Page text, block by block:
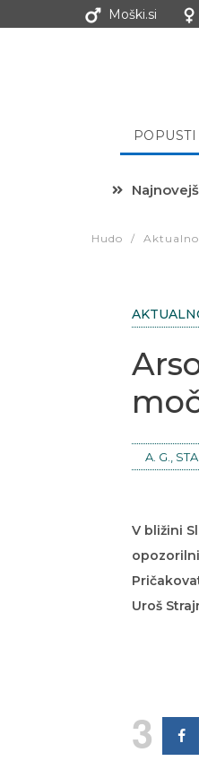
Moški.si
Hudo / Aktualno
A. G., STA
V bližini
Uroš
3